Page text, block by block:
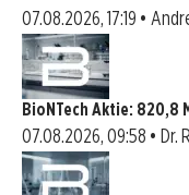
07.08.2026, 17:19 •
BioNTech Aktie: 820,8
07.08.2026, 09:58 • Dr.